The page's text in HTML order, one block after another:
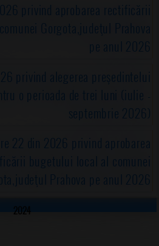
privind aprobarea rectificării
Gorgota,judeţul Prahova
pe anul 2026
privind alegerea preşedintelui
o perioada de trei luni (iulie -
septembrie 2026)
22 din 2026 privind aprobarea
bugetului local al comunei
Prahova pe anul 2026
2024